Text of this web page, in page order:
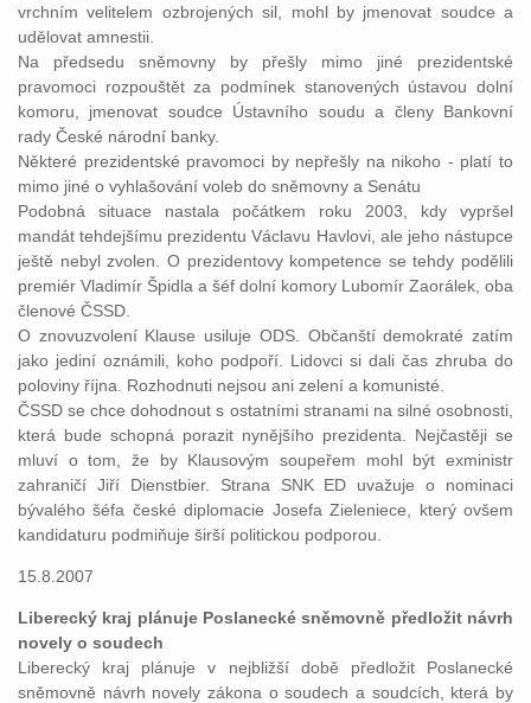
vrchním velitelem ozbrojených sil, mohl by jmenovat soudce a
udělovat amnestii.
Na předsedu sněmovny by přešly mimo jiné prezidentské
pravomoci rozpouštět za podmínek stanovených ústavou dolní
komoru, jmenovat soudce Ústavního soudu a členy Bankovní
rady České národní banky.
Některé prezidentské pravomoci by nepřešly na nikoho - platí to
mimo jiné o vyhlašování voleb do sněmovny a Senátu
Podobná situace nastala počátkem roku 2003, kdy vypršel
mandát tehdejšímu prezidentu Václavu Havlovi, ale jeho nástupce
ještě nebyl zvolen. O prezidentovy kompetence se tehdy podělili
premiér Vladimír Špidla a šéf dolní komory Lubomír Zaorálek, oba
členové ČSSD.
O znovuzvolení Klause usiluje ODS. Občanští demokraté zatím
jako jediní oznámili, koho podpoří. Lidovci si dali čas zhruba do
poloviny října. Rozhodnuti nejsou ani zelení a komunisté.
ČSSD se chce dohodnout s ostatními stranami na silné osobnosti,
která bude schopná porazit nynějšího prezidenta. Nejčastěji se
mluví o tom, že by Klausovým soupeřem mohl být exministr
zahraničí Jiří Dienstbier. Strana SNK ED uvažuje o nominaci
bývalého šéfa české diplomacie Josefa Zieleniece, který ovšem
kandidaturu podmiňuje širší politickou podporou.
15.8.2007
Liberecký kraj plánuje Poslanecké sněmovně předložit návrh
novely o soudech
Liberecký kraj plánuje v nejbližší době předložit Poslanecké
sněmovně návrh novely zákona o soudech a soudcích, která by